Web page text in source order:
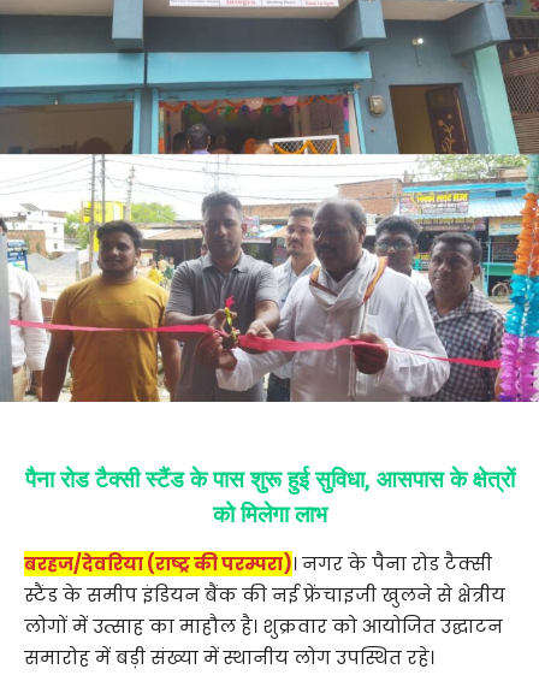
पैना रोड टैक्सी स्टैंड के पास शुरू हुई सुविधा, आसपास के क्षेत्रों
को मिलेगा लाभ
बरहज/देवरिया (राष्ट्र की परम्परा)। नगर के पैना रोड टैक्सी
स्टैंड के समीप इंडियन बैंक की नई फ्रेंचाइजी खुलने से क्षेत्रीय
लोगों में उत्साह का माहौल है। शुक्रवार को आयोजित उद्घाटन
समारोह में बड़ी संख्या में स्थानीय लोग उपस्थित रहे।